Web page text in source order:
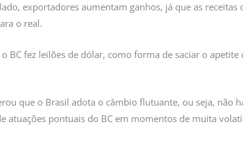
exportadores aumentam ganhos, já que as
o real.
BC fez leilões de dólar, como forma de saciar o
que o Brasil adota o câmbio flutuante, ou seja, não
atuações pontuais do BC em momentos de muita